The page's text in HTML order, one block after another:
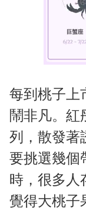
每到桃子上
鬧非凡。紅
列，散發著
要挑選幾個
時，很多人
覺得大桃子